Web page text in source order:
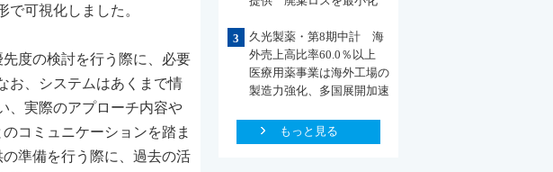
可視化しました。
度の検討を行う際に、必要
お、システムはあくまで情
、実際のアプローチ内容や
コミュニケーションを踏ま
準備を行う際に、過去の活
3
久光製薬・第8期中計 海
外売上高比率60.0％以上
医療用薬事業は海外工場の
製造力強化、多国展開加速
もっと見る